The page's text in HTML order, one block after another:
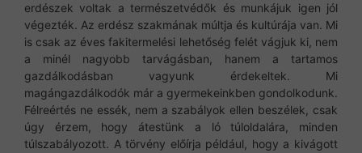
erdészek voltak a természetvédők és munkájuk igen jól
végezték. Az erdész szakmának múltja és kultúrája van. Mi
is csak az éves fakitermelési lehetőség felét vágjuk ki, nem
a minél nagyobb tarvágásban, hanem a tartamos
gazdálkodásban vagyunk érdekeltek. Mi
magángazdálkodók már a gyermekeinkben gondolkodunk.
Félreértés ne essék, nem a szabályok ellen beszélek, csak
úgy érzem, hogy átestünk a ló túloldalára, minden
túlszabályozott. A törvény előírja például, hogy a kivágott